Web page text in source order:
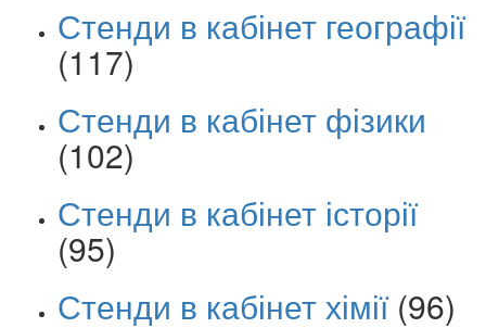
Стенди в кабінет географії
(117)
Стенди в кабінет фізики
(102)
Стенди в кабінет історії
(95)
Стенди в кабінет хімії (96)